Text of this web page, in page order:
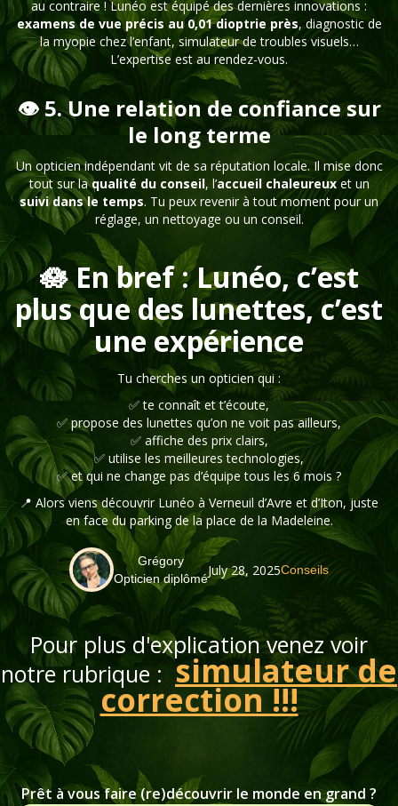
au contraire ! Lunéo est équipé des dernières innovations :
examens de vue précis au 0,01 dioptrie près, diagnostic de
la myopie chez l’enfant, simulateur de troubles visuels…
L’expertise est au rendez-vous.
👁️ 5. Une relation de confiance sur
le long terme
Un opticien indépendant vit de sa réputation locale. Il mise donc
tout sur laqualité du conseil, l’accueil chaleureuxet un
suivi dans le temps. Tu peux revenir à tout moment pour un
réglage, un nettoyage ou un conseil.
🪷 En bref : Lunéo, c’est
plus que des lunettes, c’est
une expérience
Tu cherches un opticien qui :
✅ te connaît et t’écoute,
✅ propose des lunettes qu’on ne voit pas ailleurs,
✅ affiche des prix clairs,
✅ utilise les meilleures technologies,
✅ et qui ne change pas d’équipe tous les 6 mois ?
📍 Alors viens découvrir Lunéo à Verneuil d’Avre et d’Iton, juste
en face du parking de la place de la Madeleine.
Grégory
Opticien diplômé
July 28, 2025Conseils
Pour plus d'explication venez voir
notre rubrique : simulateur de
correction !!!
Prêt à vous faire (re)découvrir le monde en grand ?